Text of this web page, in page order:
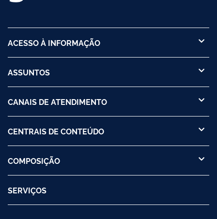
ACESSO À INFORMAÇÃO
ASSUNTOS
CANAIS DE ATENDIMENTO
CENTRAIS DE CONTEÚDO
COMPOSIÇÃO
SERVIÇOS